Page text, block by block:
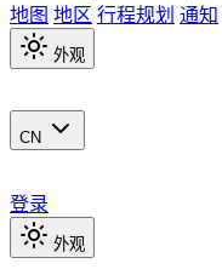
地图 地区 行程规划 通知
外观
CN
登录
外观